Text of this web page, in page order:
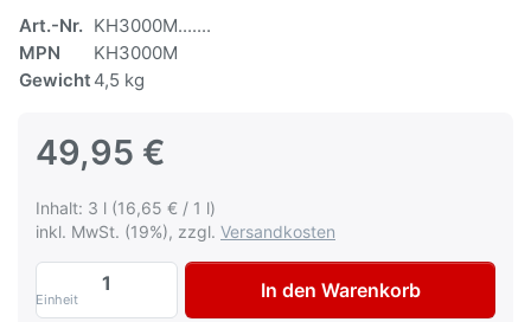
Art.-Nr. KH3000M.......
MPN
KH3000M
Gewicht 4,5 kg
49,95 €
Inhalt: 3 l (16,65 € / 1 l)
inkl. MwSt. (19%), zzgl. Versandkosten
Einheit
Bundeswehr Wüstentarn Tarnfarbe RAL
In den Warenkorb